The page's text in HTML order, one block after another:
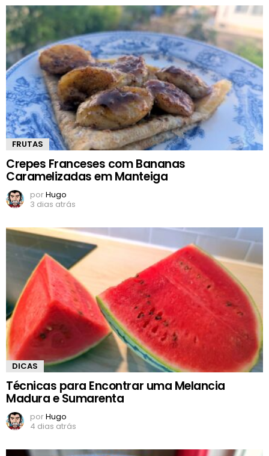
FRUTAS
Crepes Franceses com Bananas
Caramelizadas em Manteiga
porHugo
3 dias atrás
DICAS
Técnicas para Encontrar uma Melancia
Madura e Sumarenta
porHugo
4 dias atrás